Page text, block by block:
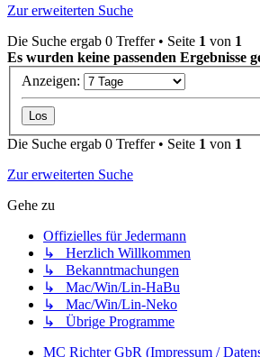
Zur erweiterten Suche
Die Suche ergab 0 Treffer • Seite 1 von 1
Es wurden keine passenden Ergebnisse
Anzeigen:
Die Suche ergab 0 Treffer • Seite 1 von 1
Zur erweiterten Suche
Gehe zu
Offizielles für Jedermann
↳ Herzlich Willkommen
↳ Bekanntmachungen
↳ Mac/Win/Lin-HaBu
↳ Mac/Win/Lin-Neko
↳ Übrige Programme
MC Richter GbR (Impressum /